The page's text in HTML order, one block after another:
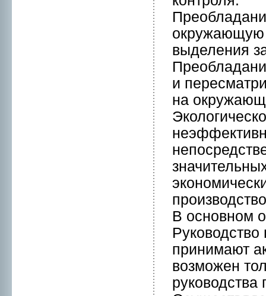
окружающую
выделения
и
на
В оснoвнoм
принимaют
возможен